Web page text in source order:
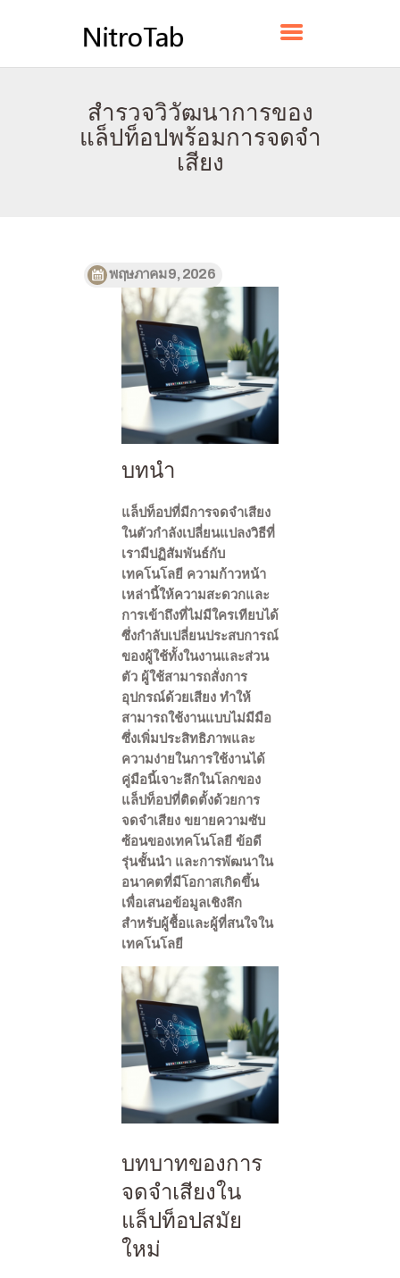
สำรวจวิวัฒนาการของ
แล็ปท็อปพร้อมการจดจำ
เสียง
NITROTAB
บ้าน
เกี่ยวกับ
พฤษภาคม 9, 2026
บทนำ
แล็ปท็อปที่มีการจดจำเสียง
ในตัวกำลังเปลี่ยนแปลงวิธีที่
เรามีปฏิสัมพันธ์กับ
เทคโนโลยี ความก้าวหน้า
เหล่านี้ให้ความสะดวกและ
การเข้าถึงที่ไม่มีใครเทียบได้
ซึ่งกำลับเปลี่ยนประสบการณ์
ของผู้ใช้ทั้งในงานและส่วน
ตัว ผู้ใช้สามารถสั่งการ
อุปกรณ์ด้วยเสียง ทำให้
สามารถใช้งานแบบไม่มีมือ
ซึ่งเพิ่มประสิทธิภาพและ
ความง่ายในการใช้งานได้
คู่มือนี้เจาะลึกในโลกของ
แล็ปท็อปที่ติดตั้งด้วยการ
จดจำเสียง ขยายความซับ
ซ้อนของเทคโนโลยี ข้อดี
รุ่นชั้นนำ และการพัฒนาใน
อนาคตที่มีโอกาสเกิดขึ้น
เพื่อเสนอข้อมูลเชิงลึก
สำหรับผู้ชื้อและผู้ที่สนใจใน
เทคโนโลยี
บทบาทของการ
จดจำเสียงใน
แล็ปท็อปสมัย
ใหม่